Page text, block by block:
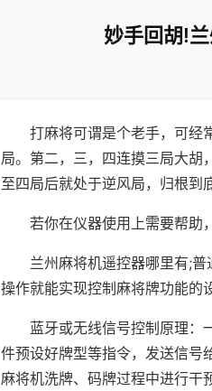
妙手回胡!
打麻将可谓是个老手，可经
局。第二，三，四连摸三局大胡
至四局后就处于逆风局，归根到
若你在仪器使用上需要帮助
兰州麻将机遥控器哪里有;
操作就能实现控制麻将牌功能的
蓝牙或无线信号控制原理：
件预设好牌型等指令，发送信号
麻将机洗牌、码牌过程中进行干